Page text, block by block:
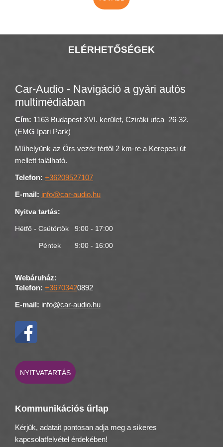
ELÉRHETŐSÉGEK
Car-Audio - Navigáció a gyári autós
multimédiában
Cím: 1163 Budapest XVI. kerület, Cziráki utca 26-32.
(EMG Ipari Park)
Műhelyünk az Örs vezér tértől 2 km-re a Kerepesi út
mellett található.
Telefon: +36209527107
E-mail: info@car-audio.hu
Nyitva tartás:
Hétfő - Csütörtök 9:00 - 17:00
Péntek 9:00 - 16:00
Webáruház:
Telefon: +36703420892
E-mail: info@car-audio.hu
NYITVATARTÁS
Kommunikációs űrlap
Kérjük, adatait pontosan adja meg a sikeres
kapcsolatfelvétel érdekében!